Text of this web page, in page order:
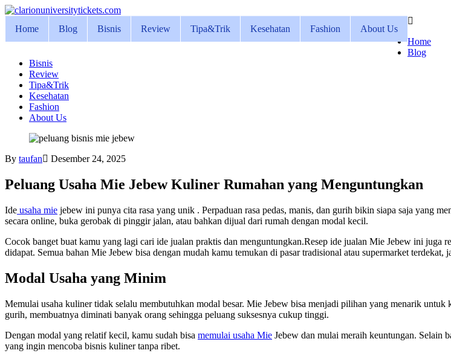
Skip
content
Home Blog Bisnis Review Tipa&Trik Kesehatan Fashion
About Us
Home
Blog
Bisnis
Review
Tipa&Trik
Kesehatan
Fashion
About Us
By taufan Desember 24, 2025
Peluang Usaha Mie Jebew Kuliner Rumahan yang Menguntungkan
Ide usaha mie jebew ini punya cita rasa yang unik . Perpaduan rasa pedas, manis, dan gurih bikin siapa saja yang
secara online, buka gerobak di pinggir jalan, atau bahkan dijual dari rumah dengan modal kecil.
Cocok banget buat kamu yang lagi cari ide jualan praktis dan menguntungkan.Resep ide jualan Mie Jebew ini juga
didapat. Semua bahan Mie Jebew bisa dengan mudah kamu temukan di pasar tradisional atau supermarket
Modal Usaha yang Minim
Memulai usaha kuliner tidak selalu membutuhkan modal besar. Mie Jebew bisa menjadi pilihan yang menarik
gurih, membuatnya diminati banyak orang sehingga peluang suksesnya cukup tinggi.
Dengan modal yang relatif kecil, kamu sudah bisa memulai usaha Mie Jebew dan mulai meraih keuntungan. Selain
yang ingin mencoba bisnis kuliner tanpa ribet.